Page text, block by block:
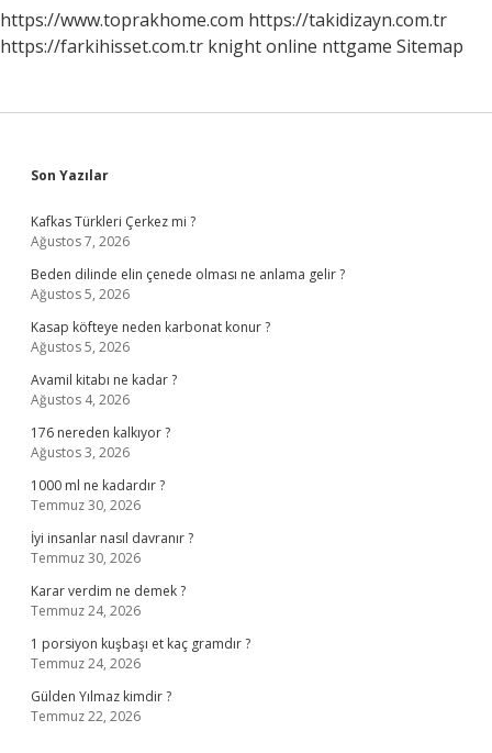
https://www.toprakhome.com https://takidizayn.com.tr
https://farkihisset.com.tr knight online nttgame Sitemap
Sidebar
Son Yazılar
Kafkas Türkleri Çerkez mi ?
Ağustos 7, 2026
Beden dilinde elin çenede olması ne anlama gelir ?
Ağustos 5, 2026
Kasap köfteye neden karbonat konur ?
Ağustos 5, 2026
Avamil kitabı ne kadar ?
Ağustos 4, 2026
176 nereden kalkıyor ?
Ağustos 3, 2026
1000 ml ne kadardır ?
Temmuz 30, 2026
İyi insanlar nasıl davranır ?
Temmuz 30, 2026
Karar verdim ne demek ?
Temmuz 24, 2026
1 porsiyon kuşbaşı et kaç gramdır ?
Temmuz 24, 2026
Gülden Yılmaz kimdir ?
Temmuz 22, 2026